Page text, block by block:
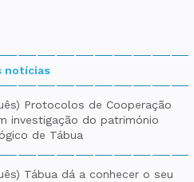
notícias
Protocolos de Cooperação
investigação do património
de Tábua
Tábua dá a conhecer o seu